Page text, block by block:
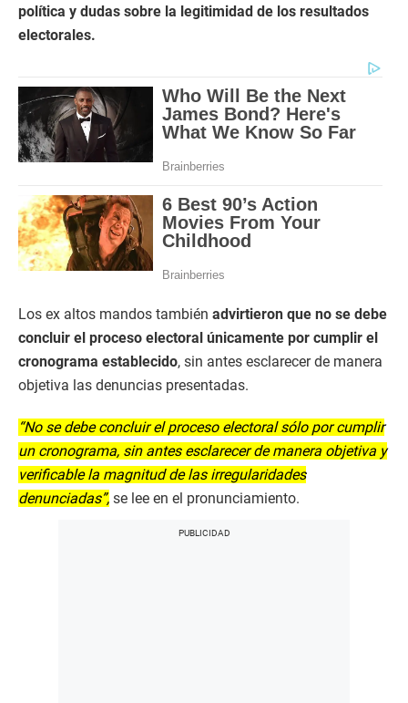
política y dudas sobre la legitimidad de los resultados
electorales.
Los ex altos mandos también advirtieron que no se debe
concluir el proceso electoral únicamente por cumplir el
cronograma establecido, sin antes esclarecer de manera
objetiva las denuncias presentadas.
“No se debe concluir el proceso electoral sólo por cumplir
un cronograma, sin antes esclarecer de manera objetiva y
verificable la magnitud de las irregularidades
denunciadas”, se lee en el pronunciamiento.